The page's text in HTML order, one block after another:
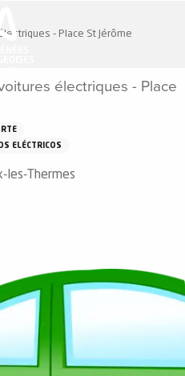
- Place St Jérôme
électriques - Place
ELÉCTRICOS
les-Thermes